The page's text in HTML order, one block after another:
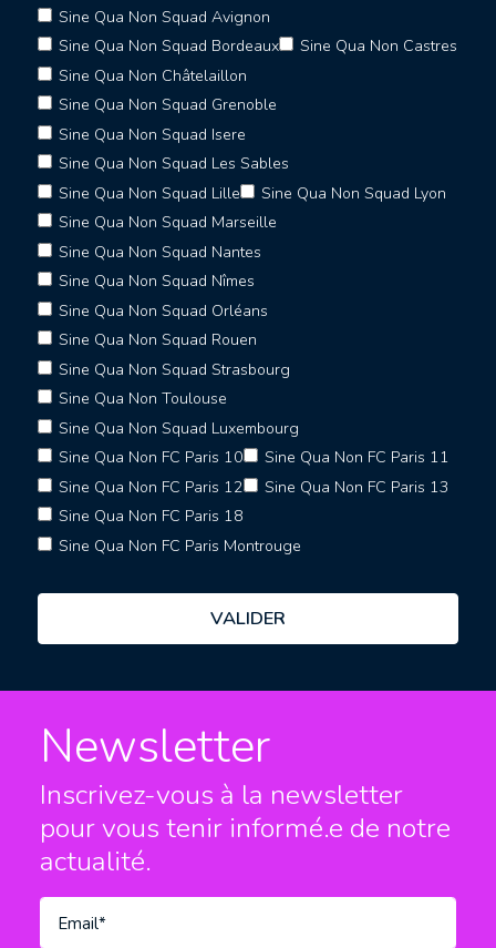
Sine Qua Non Squad Avignon
Sine Qua Non Squad Bordeaux
Sine Qua Non Castres
Sine Qua Non Châtelaillon
Sine Qua Non Squad Grenoble
Sine Qua Non Squad Isere
Sine Qua Non Squad Les Sables
Sine Qua Non Squad Lille
Sine Qua Non Squad Lyon
Sine Qua Non Squad Marseille
Sine Qua Non Squad Nantes
Sine Qua Non Squad Nîmes
Sine Qua Non Squad Orléans
Sine Qua Non Squad Rouen
Sine Qua Non Squad Strasbourg
Sine Qua Non Toulouse
Sine Qua Non Squad Luxembourg
Sine Qua Non FC Paris 10
Sine Qua Non FC Paris 11
Sine Qua Non FC Paris 12
Sine Qua Non FC Paris 13
Sine Qua Non FC Paris 18
Sine Qua Non FC Paris Montrouge
Newsletter
Inscrivez-vous à la newsletter
pour vous tenir informé.e de notre
actualité.